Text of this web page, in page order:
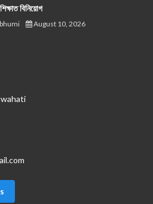
বিনিয়োগ
August 10, 2026